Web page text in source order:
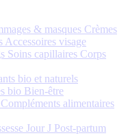
& masques Crèmes
Accessoires visage
Soins capillaires Corps
bio et naturels
bio Bien-être
Compléments alimentaires
Jour J Post-partum